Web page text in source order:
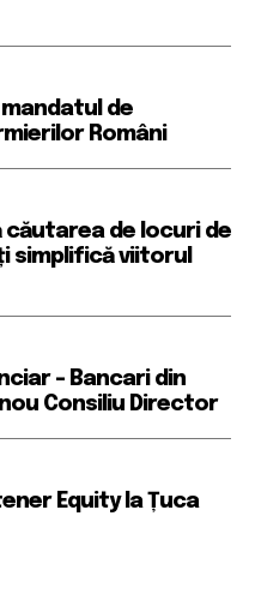
de
Români
căutarea de locuri de
simplifică viitorul
– Bancari din
nou Consiliu Director
Equity la Țuca